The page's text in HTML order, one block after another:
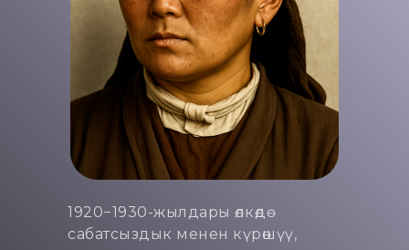
1920−1930-жылдары өлкөдө
сабатсыздык менен күрөшүү,